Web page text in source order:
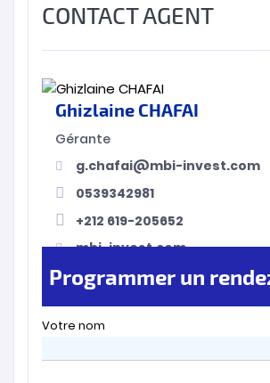
CONTACT AGENT
Ghizlaine CHAFAI
Gérante
g.chafai@mbi-invest.com
0539342981
+212 619-205652
mbi-invest.com
Programmer un
Votre nom